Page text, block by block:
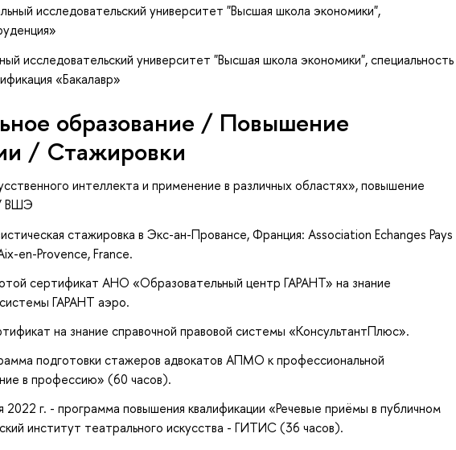
исследовательский университет "Высшая школа экономики",
исследовательский университет "Высшая школа экономики", специальность
«Бакалавр»
образование / Повышение
/ Стажировки
интеллекта и применение в различных областях», повышение
ВШЭ
стажировка в Экс-ан-Провансе, Франция: Association Echanges Pays
en-Provence, France.
сертификат АНО «Образовательный центр ГАРАНТ» на знание
ГАРАНТ аэро.
на знание справочной правовой системы «КонсультантПлюс».
подготовки стажеров адвокатов АПМО к профессиональной
в профессию» (60 часов).
2022 г. - программа повышения квалификации «Речевые приёмы в публичном
институт театрального искусства - ГИТИС (36 часов).